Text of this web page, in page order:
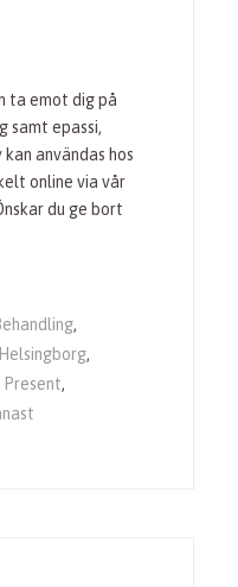
ta emot dig på
samt epassi,
användas hos
online via vår
du ge bort
,
Helsingborg,
Present,